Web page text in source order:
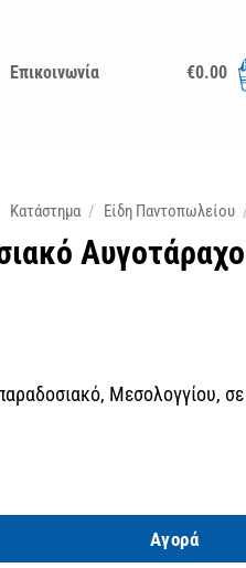
Επικοινωνία €0.00
Κατάστημα / Είδη Παντοπωλείου
Αυγοτάραχο
Μεσολογγίου,
ποσότητα
Αγορά